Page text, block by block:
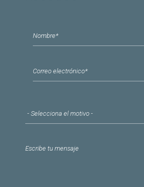
Mensaje*